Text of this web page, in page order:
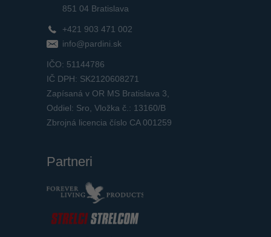
851 04 Bratislava
+421 903 471 002
info@pardini.sk
IČO: 51144786
IČ DPH: SK2120608271
Zapísaná v OR MS Bratislava 3,
Oddiel: Sro, Vložka č.: 13160/B
Zbrojná licencia číslo CA 001259
Partneri